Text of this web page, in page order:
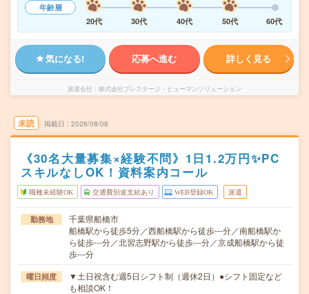
年齢層
20代
30代 40代 50代 60代
気になる! 応募へ進む 詳しく見る
派遣会社 株式会社プレステージ・ヒューマンソリューション
未読 掲載日 2026/08/08
《30名大量募集×経験不問》1日1.2万円✨PC
スキルなしOK！資料案内コール
職種未経験OK 交通費別途支給あり WEB登録OK 派遣
勤務地
千葉県船橋市
船橋駅から徒歩5分／西船橋駅から徒歩---分／南船橋駅か
ら徒歩---分／北習志野駅から徒歩---分／京成船橋駅から徒
歩---分
曜日頻度
▼土日祝含む週5日シフト制（週休2日）●シフト固定など
も相談OK！